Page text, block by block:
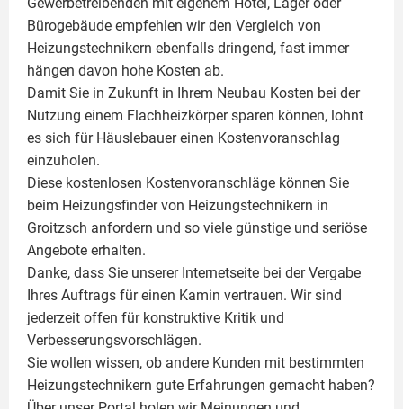
Gewerbetreibenden mit eigenem Hotel, Lager oder
Bürogebäude empfehlen wir den Vergleich von
Heizungstechnikern ebenfalls dringend, fast immer
hängen davon hohe Kosten ab.
Damit Sie in Zukunft in Ihrem Neubau Kosten bei der
Nutzung einem Flachheizkörpersparen können, lohnt
es sich für Häuslebauer einen Kostenvoranschlag
einzuholen.
Diese kostenlosen Kostenvoranschläge können Sie
beim Heizungsfinder von Heizungstechnikern in
Groitzsch anfordern und so viele günstige und seriöse
Angebote erhalten.
Danke, dass Sie unserer Internetseite bei der Vergabe
Ihres Auftrags für einen Kamin vertrauen. Wir sind
jederzeit offen für konstruktive Kritik und
Verbesserungsvorschlägen.
Sie wollen wissen, ob andere Kunden mit bestimmten
Heizungstechnikern gute Erfahrungen gemacht haben?